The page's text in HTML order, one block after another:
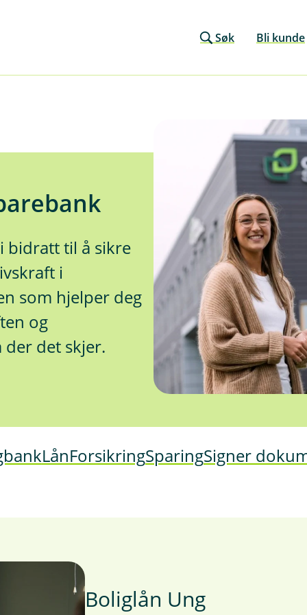
Søk Bli kunde
bidratt til å sikre
i
som hjelper deg
og
det skjer.
LånForsikringSparingSigner
Boliglån Ung